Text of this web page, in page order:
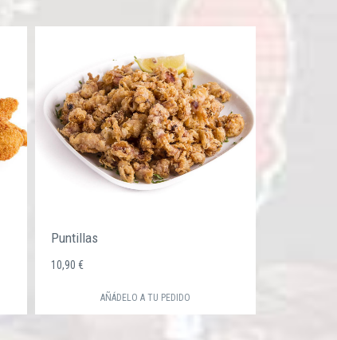
Puntillas
10,90 €
AÑÁDELO A TU PEDIDO